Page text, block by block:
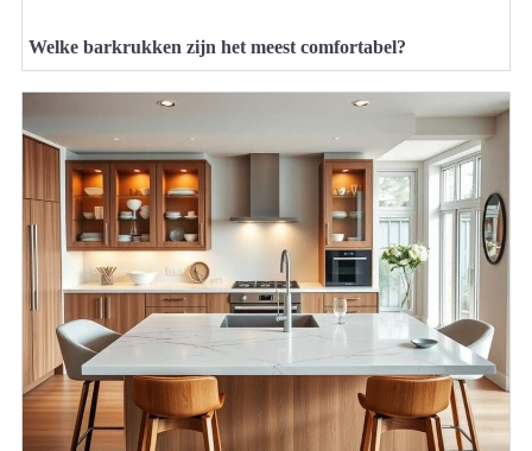
Welke barkrukken zijn het meest comfortabel?